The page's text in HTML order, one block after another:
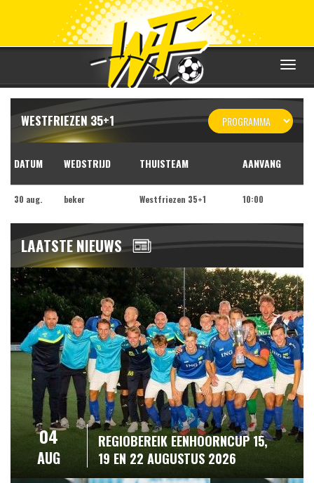
Toggle
WESTFRIEZEN 35+1
DATUM WEDSTRIJD THUISTEAM AANVANG
30 aug. beker Westfriezen 35+1 10:00
LAATSTE NIEUWS
04
AUG
REGIOBEREIK EENHOORNCUP 15,
19 EN 22 AUGUSTUS 2026